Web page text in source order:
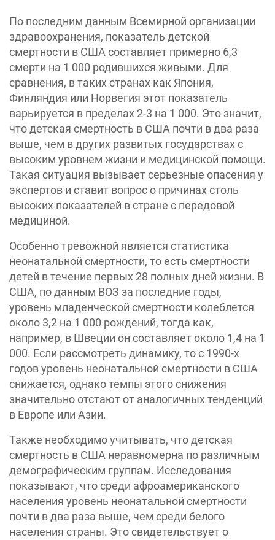
По последним данным Всемирной организации
здравоохранения, показатель детской
смертности в США составляет примерно 6,3
смерти на 1 000 родившихся живыми. Для
сравнения, в таких странах как Япония,
Финляндия или Норвегия этот показатель
варьируется в пределах 2-3 на 1 000. Это значит,
что детская смертность в США почти в два раза
выше, чем в других развитых государствах с
высоким уровнем жизни и медицинской помощи.
Такая ситуация вызывает серьезные опасения у
экспертов и ставит вопрос о причинах столь
высоких показателей в стране с передовой
медициной.
Особенно тревожной является статистика
неонатальной смертности, то есть смертности
детей в течение первых 28 полных дней жизни. В
США, по данным ВОЗ за последние годы,
уровень младенческой смертности колеблется
около 3,2 на 1 000 рождений, тогда как,
например, в Швеции он составляет около 1,4 на 1
000. Если рассмотреть динамику, то с 1990-х
годов уровень неонатальной смертности в США
снижается, однако темпы этого снижения
значительно отстают от аналогичных тенденций
в Европе или Азии.
Также необходимо учитывать, что детская
смертность в США неравномерна по различным
демографическим группам. Исследования
показывают, что среди афроамериканского
населения уровень неонатальной смертности
почти в два раза выше, чем среди белого
населения страны. Это свидетельствует о